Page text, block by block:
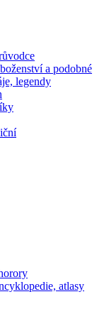
a podobné
legendy
atlasy